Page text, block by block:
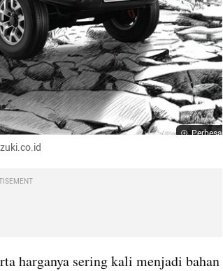
Perbesar
harganya sering kali menjadi bahan